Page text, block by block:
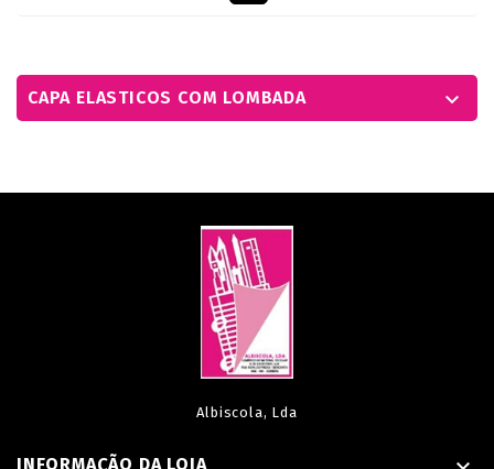
CAPA ELASTICOS COM LOMBADA 
Albiscola, Lda
INFORMAÇÃO DA LOJA